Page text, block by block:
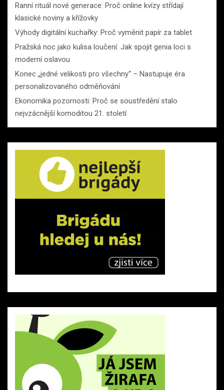
Ranní rituál nové generace: Proč online kvízy střídají
klasické noviny a křížovky
Výhody digitální kuchařky: Proč vyměnit papír za tablet
Pražská noc jako kulisa loučení: Jak spojit genia loci s
moderní oslavou
Konec „jedné velikosti pro všechny“ – Nastupuje éra
personalizovaného odměňování
Ekonomika pozornosti: Proč se soustředění stalo
nejvzácnější komoditou 21. století